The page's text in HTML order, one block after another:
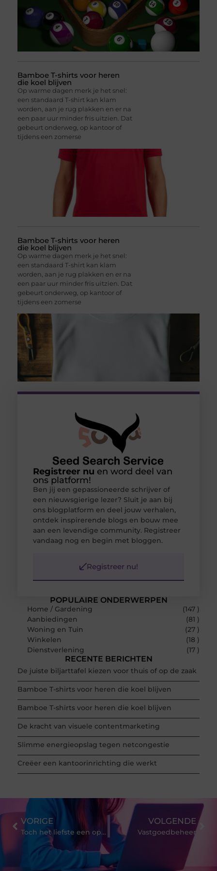
Bamboe T-shirts voor heren
die koel blijven
Op warme dagen merk je het snel:
een standaard T-shirt kan klam
worden, aan je rug plakken en er na
een paar uur minder fris uitzien. Dat
gebeurt onderweg, op kantoor of
tijdens een zomerse
Bamboe T-shirts voor heren
die koel blijven
Op warme dagen merk je het snel:
een standaard T-shirt kan klam
worden, aan je rug plakken en er na
een paar uur minder fris uitzien. Dat
gebeurt onderweg, op kantoor of
tijdens een zomerse
POPULAIRE ONDERWERPEN
Home / Gardening
(147 )
Aanbiedingen
(81 )
Woning en Tuin
(27 )
Winkelen
(18 )
Dienstverlening
(17 )
RECENTE BERICHTEN
De juiste biljarttafel kiezen voor thuis of op de zaak
Bamboe T-shirts voor heren die koel blijven
Bamboe T-shirts voor heren die koel blijven
De kracht van visuele contentmarketing
Slimme energieopslag tegen netcongestie
Creëer een kantoorinrichting die werkt
Registreer nu en word deel van
ons platform!
Ben jij een gepassioneerde schrijver of
een nieuwsgierige lezer? Sluit je aan bij
ons blogplatform en deel jouw verhalen,
ontdek inspirerende blogs en bouw mee
aan een levendige community. Registreer
vandaag nog en begin met bloggen.
Registreer nu!
VORIGE
Toch het liefste een opslagruimte huren?
VOLGENDE
Vastgoedbeheer